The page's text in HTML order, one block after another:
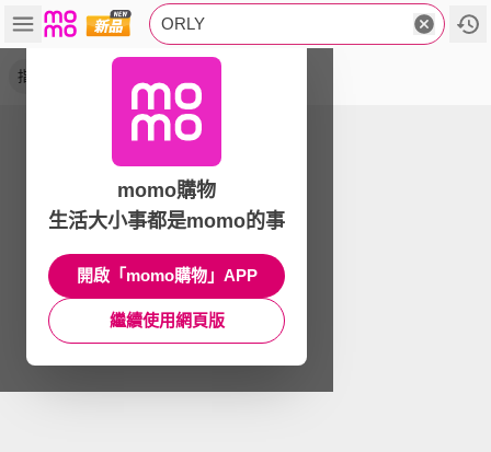
ORLY
指甲油
momo購物
生活大小事都是momo的事
開啟「momo購物」APP
繼續使用網頁版